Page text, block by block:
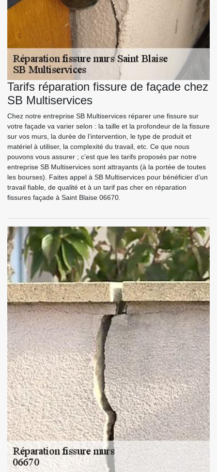
Tarifs réparation fissure de façade chez
SB Multiservices
Chez notre entreprise SB Multiservices réparer une fissure sur
votre façade va varier selon : la taille et la profondeur de la fissure
sur vos murs, la durée de l’intervention, le type de produit et
matériel à utiliser, la complexité du travail, etc. Ce que nous
pouvons vous assurer ; c’est que les tarifs proposés par notre
entreprise SB Multiservices sont attrayants (à la portée de toutes
les bourses). Faites appel à SB Multiservices pour bénéficier d’un
travail fiable, de qualité et à un tarif pas cher en réparation
fissures façade à Saint Blaise 06670.